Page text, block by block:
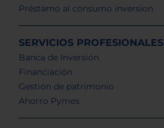
Préstamo al consumo inversion
SERVICIOS PROFESIONALES
Banca de Inversión
Financiación
Gestión de patrimonio
Ahorro Pymes